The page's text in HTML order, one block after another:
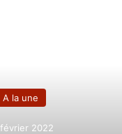
A la une
5 mai 2025